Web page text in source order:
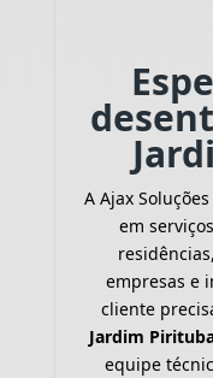
A Ajax
em
empresas e
cliente
Jardim
equipe